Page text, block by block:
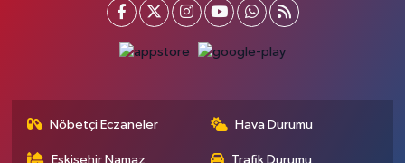
Nöbetçi Eczaneler Hava Durumu
Eskişehir Namaz Trafik Durumu